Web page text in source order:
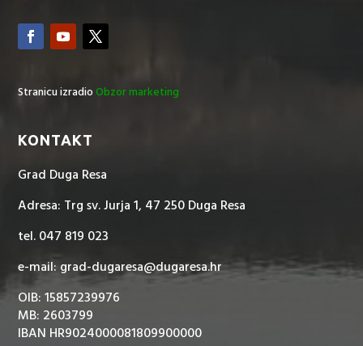
Stranicu izradioObzor marketing
KONTAKT
Grad Duga Resa
Adresa: Trg sv. Jurja 1, 47 250 Duga Resa
tel. 047 819 023
e-mail: grad-dugaresa@dugaresa.hr
OIB: 15857239976
MB: 2603799
IBAN HR9024000081809900000